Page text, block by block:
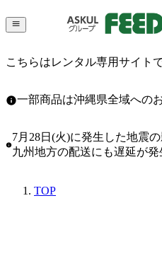
こちらはレンタル専用サイト
一部商品は沖縄県全域への
7月28日(火)に発生した地震
九州地方の配送にも遅延が
TOP